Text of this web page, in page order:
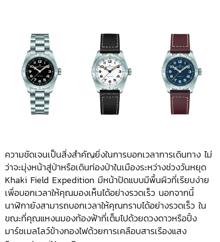
ความชัดเจนเป็นสิ่งสำคัญยิ่งในการบอกเวลาการเดินทาง ไม่
ว่าจะมุ่งหน้าสู่ป่าหรือเดินท่องป่าในเมืองระหว่างช่วงวันหยุด
Khaki Field Expedition มีหน้าปัดแบบมีพื้นผิวที่เรียบง่าย
เพื่อบอกเวลาให้คุณมองเห็นได้อย่างรวดเร็ว นอกจากนี้
นาฬิกายังสามารถบอกเวลาให้คุณทราบได้อย่างรวดเร็ว ใน
ขณะที่คุณแหงนมองท้องฟ้าที่เต็มไปด้วยดวงดาวหรือปิ้ง
มาร์ชเมลโลว์ข้างกองไฟด้วยการเคลือบสารเรืองแสง